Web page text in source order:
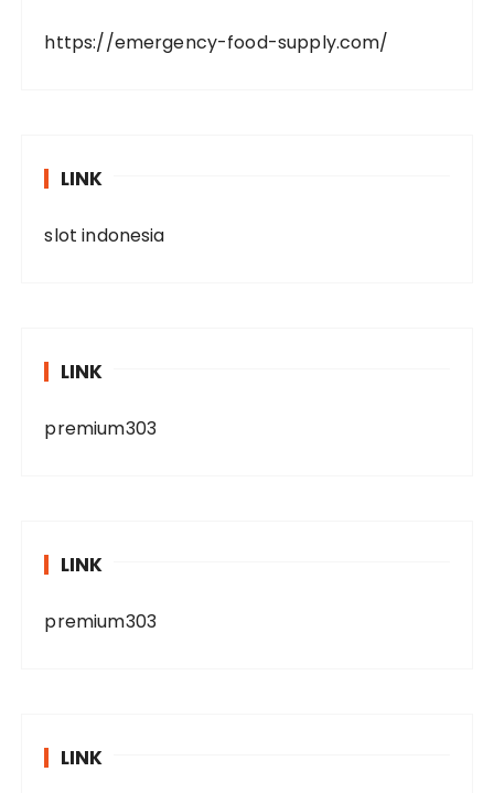
https://emergency-food-supply.com/
LINK
slot indonesia
LINK
premium303
LINK
premium303
LINK